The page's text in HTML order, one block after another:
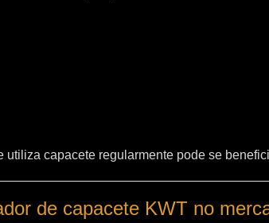
utiliza capacete regularmente pode se
de capacete KWT no